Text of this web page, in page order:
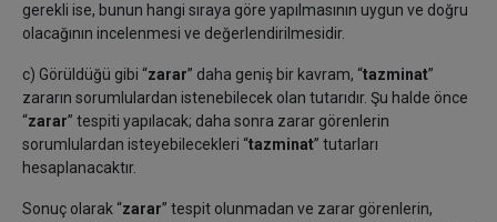
gerekli ise, bunun hangi sıraya göre yapılmasının uygun ve doğru
olacağının incelenmesi ve değerlendirilmesidir.
c) Görüldüğü gibi “zarar” daha geniş bir kavram, “tazminat”
zararın sorumlulardan istenebilecek olan tutarıdır. Şu halde önce
“zarar” tespiti yapılacak; daha sonra zarar görenlerin
sorumlulardan isteyebilecekleri “tazminat” tutarları
hesaplanacaktır.
Sonuç olarak “zarar” tespit olunmadan ve zarar görenlerin,